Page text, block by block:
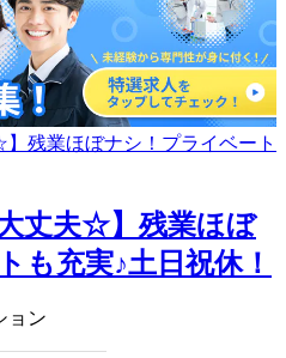
丈夫☆】残業ほぼ
も充実♪土日祝休！
ョン